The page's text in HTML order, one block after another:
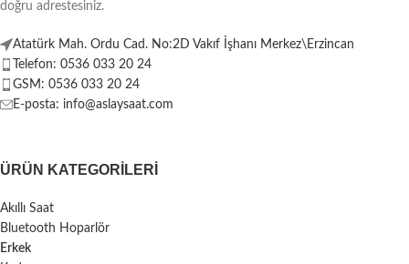
doğru adrestesiniz.
Atatürk Mah. Ordu Cad. No:2D Vakıf İşhanı Merkez\Erzincan
Telefon: 0536 033 20 24
GSM: 0536 033 20 24
E-posta: info@aslaysaat.com
ÜRÜN KATEGORILERI
Akıllı Saat
Bluetooth Hoparlör
Erkek